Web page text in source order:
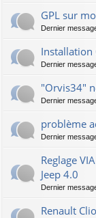
GPL sur
Dernier
Installation
Dernier
"Orvis34"
Dernier
problème
Dernier
Reglage
Jeep 4.0
Dernier
Renault